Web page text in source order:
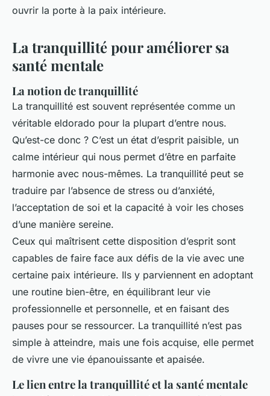
ouvrir la porte à la paix intérieure.
La tranquillité pour améliorer sa
santé mentale
La notion de tranquillité
La tranquillité est souvent représentée comme un
véritable eldorado pour la plupart d’entre nous.
Qu’est-ce donc ? C’est un état d’esprit paisible, un
calme intérieur qui nous permet d’être en parfaite
harmonie avec nous-mêmes. La tranquillité peut se
traduire par l’absence de stress ou d’anxiété,
l’acceptation de soi et la capacité à voir les choses
d’une manière sereine.
Ceux qui maîtrisent cette disposition d’esprit sont
capables de faire face aux défis de la vie avec une
certaine paix intérieure. Ils y parviennent en adoptant
une routine bien-être, en équilibrant leur vie
professionnelle et personnelle, et en faisant des
pauses pour se ressourcer. La tranquillité n’est pas
simple à atteindre, mais une fois acquise, elle permet
de vivre une vie épanouissante et apaisée.
Le lien entre la tranquillité et la santé mentale